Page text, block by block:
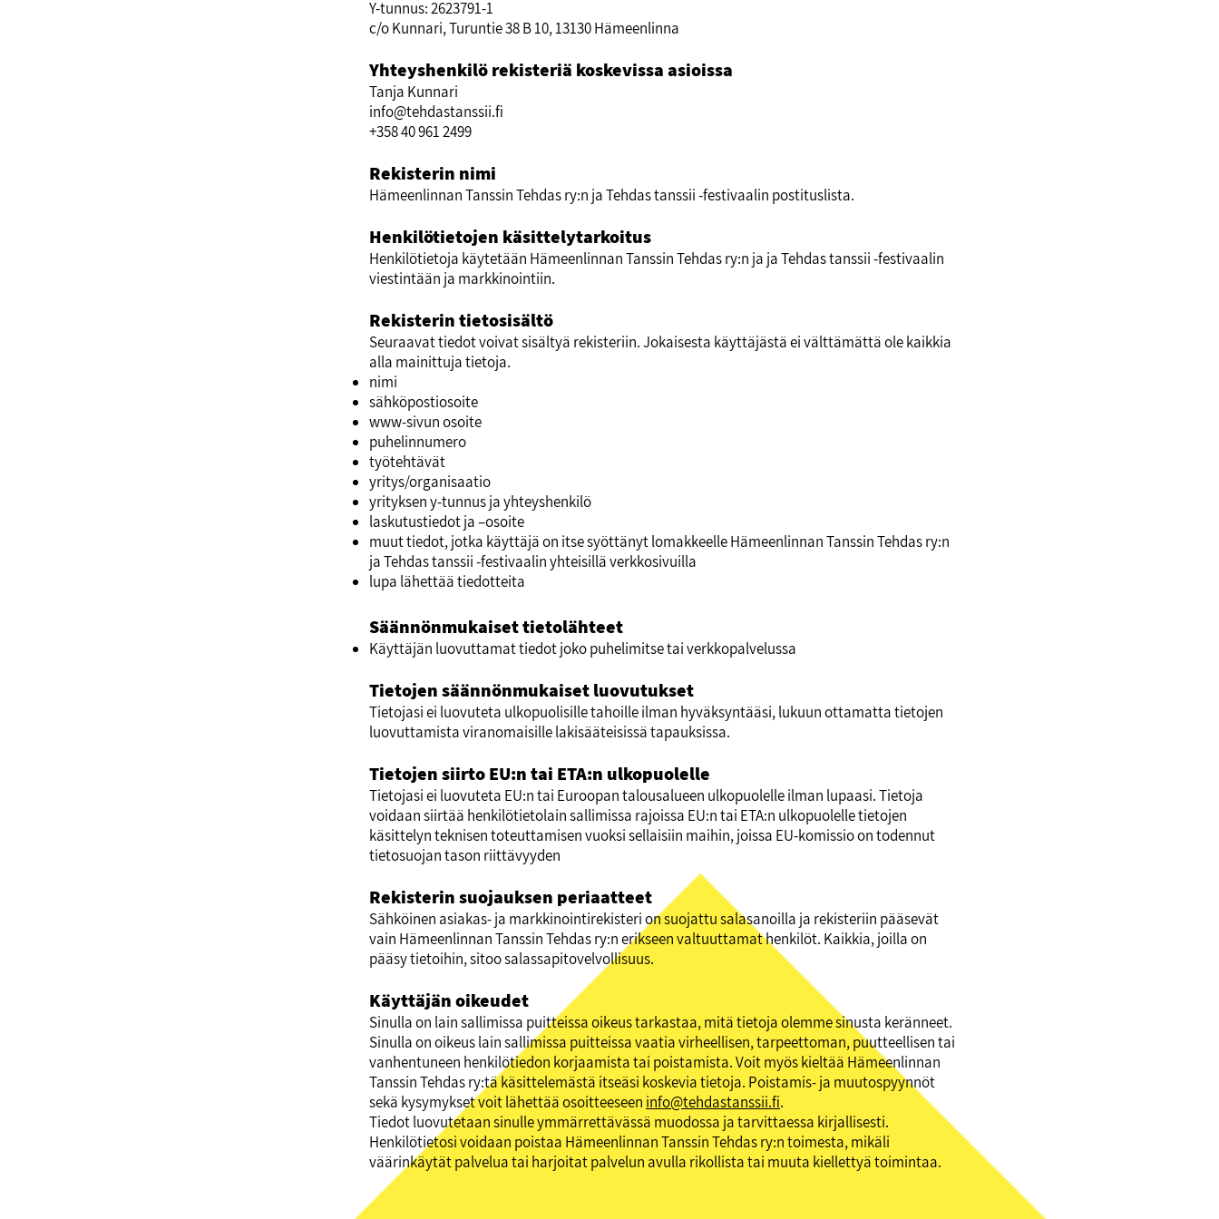
Y-tunnus: 2623791-1
c/o Kunnari, Turuntie 38 B 10, 13130 Hämeenlinna
Yhteyshenkilö rekisteriä koskevissa asioissa
Tanja Kunnari
info@tehdastanssii.fi
+358 40 961 2499
Rekisterin nimi
Hämeenlinnan Tanssin Tehdas ry:n ja Tehdas tanssii -festivaalin postituslista.
Henkilötietojen käsittelytarkoitus
Henkilötietoja käytetään Hämeenlinnan Tanssin Tehdas ry:n ja ja Tehdas tanssii -festivaalin
viestintään ja markkinointiin.
Rekisterin tietosisältö
Seuraavat tiedot voivat sisältyä rekisteriin. Jokaisesta käyttäjästä ei välttämättä ole kaikkia
alla mainittuja tietoja.
nimi
sähköpostiosoite
www-sivun osoite
puhelinnumero
työtehtävät
yritys/organisaatio
yrityksen y-tunnus ja yhteyshenkilö
laskutustiedot ja –osoite
muut tiedot, jotka käyttäjä on itse syöttänyt lomakkeelle Hämeenlinnan Tanssin Tehdas ry:n
ja Tehdas tanssii -festivaalin yhteisillä verkkosivuilla
lupa lähettää tiedotteita
Säännönmukaiset tietolähteet
Käyttäjän luovuttamat tiedot joko puhelimitse tai verkkopalvelussa
Tietojen säännönmukaiset luovutukset
Tietojasi ei luovuteta ulkopuolisille tahoille ilman hyväksyntääsi, lukuun ottamatta tietojen
luovuttamista viranomaisille lakisääteisissä tapauksissa.
Tietojen siirto EU:n tai ETA:n ulkopuolelle
Tietojasi ei luovuteta EU:n tai Euroopan talousalueen ulkopuolelle ilman lupaasi. Tietoja
voidaan siirtää henkilötietolain sallimissa rajoissa EU:n tai ETA:n ulkopuolelle tietojen
käsittelyn teknisen toteuttamisen vuoksi sellaisiin maihin, joissa EU-komissio on todennut
tietosuojan tason riittävyyden
Rekisterin suojauksen periaatteet
Sähköinen asiakas- ja markkinointirekisteri on suojattu salasanoilla ja rekisteriin pääsevät
vain Hämeenlinnan Tanssin Tehdas ry:n erikseen valtuuttamat henkilöt. Kaikkia, joilla on
pääsy tietoihin, sitoo salassapitovelvollisuus.
Käyttäjän oikeudet
Sinulla on lain sallimissa puitteissa oikeus tarkastaa, mitä tietoja olemme sinusta keränneet.
Sinulla on oikeus lain sallimissa puitteissa vaatia virheellisen, tarpeettoman, puutteellisen tai
vanhentuneen henkilötiedon korjaamista tai poistamista. Voit myös kieltää Hämeenlinnan
Tanssin Tehdas ry:tä käsittelemästä itseäsi koskevia tietoja. Poistamis- ja muutospyynnöt
sekä kysymykset voit lähettää osoitteeseen info@tehdastanssii.fi.
Tiedot luovutetaan sinulle ymmärrettävässä muodossa ja tarvittaessa kirjallisesti.
Henkilötietosi voidaan poistaa Hämeenlinnan Tanssin Tehdas ry:n toimesta, mikäli
väärinkäytät palvelua tai harjoitat palvelun avulla rikollista tai muuta kiellettyä toimintaa.